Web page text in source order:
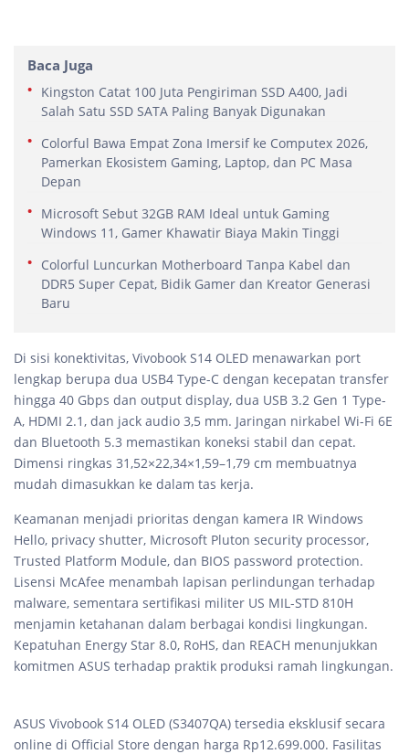
Baca Juga
Kingston Catat 100 Juta Pengiriman SSD A400, Jadi
Salah Satu SSD SATA Paling Banyak Digunakan
Colorful Bawa Empat Zona Imersif ke Computex 2026,
Pamerkan Ekosistem Gaming, Laptop, dan PC Masa
Depan
Microsoft Sebut 32GB RAM Ideal untuk Gaming
Windows 11, Gamer Khawatir Biaya Makin Tinggi
Colorful Luncurkan Motherboard Tanpa Kabel dan
DDR5 Super Cepat, Bidik Gamer dan Kreator Generasi
Baru
Di sisi konektivitas, Vivobook S14 OLED menawarkan port
lengkap berupa dua USB4 Type-C dengan kecepatan transfer
hingga 40 Gbps dan output display, dua USB 3.2 Gen 1 Type-
A, HDMI 2.1, dan jack audio 3,5 mm. Jaringan nirkabel Wi-Fi 6E
dan Bluetooth 5.3 memastikan koneksi stabil dan cepat.
Dimensi ringkas 31,52×22,34×1,59–1,79 cm membuatnya
mudah dimasukkan ke dalam tas kerja.
Keamanan menjadi prioritas dengan kamera IR Windows
Hello, privacy shutter, Microsoft Pluton security processor,
Trusted Platform Module, dan BIOS password protection.
Lisensi McAfee menambah lapisan perlindungan terhadap
malware, sementara sertifikasi militer US MIL-STD 810H
menjamin ketahanan dalam berbagai kondisi lingkungan.
Kepatuhan Energy Star 8.0, RoHS, dan REACH menunjukkan
komitmen ASUS terhadap praktik produksi ramah lingkungan.
ASUS Vivobook S14 OLED (S3407QA) tersedia eksklusif secara
online di Official Store dengan harga Rp12.699.000. Fasilitas